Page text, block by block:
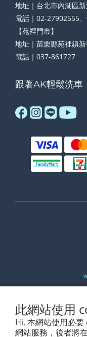
此網站使用
Hi, 本網站使用必
網站服務，後者將
地址｜台北市內湖區
電話｜02-27902555
【苑裡門市】
地址｜苗栗縣苑裡鎮
電話｜037-861727
跟著AK輕鬆洗車